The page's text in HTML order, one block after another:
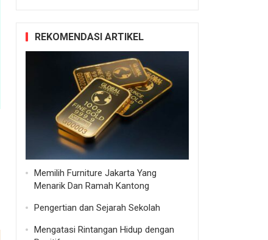
REKOMENDASI ARTIKEL
Memilih Furniture Jakarta Yang
Menarik Dan Ramah Kantong
Pengertian dan Sejarah Sekolah
Mengatasi Rintangan Hidup dengan